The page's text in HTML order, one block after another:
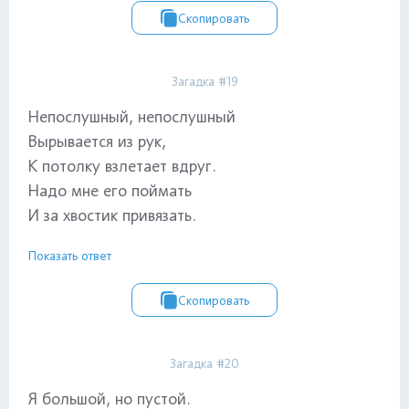
Скопировать
Загадка #19
Непослушный, непослушный
Вырывается из рук,
К потолку взлетает вдруг.
Надо мне его поймать
И за хвостик привязать.
Показать ответ
Скопировать
Загадка #20
Я большой, но пустой.